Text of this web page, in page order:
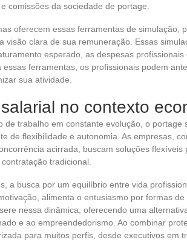
comissões da sociedade de portage.
oferecem essas ferramentas de simulação,
visão clara de sua remuneração. Essas
esperado, as despesas
ferramentas, os profissionais podem
sua atividade.
no contexto
de trabalho em constante evolução, o portage
de flexibilidade e autonomia. As empresas,
acirrada, buscam soluções
tradicional.
a busca por um equilíbrio entre vida
alimenta o entusiasmo por formas
nessa dinâmica, oferecendo uma
e ao empreendedorismo. Ao combinar
para muitos perfis, desde executivos em